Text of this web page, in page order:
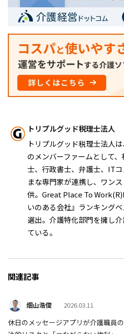
トリプルグッド税理士法人
トリプルグッド税理士法人
のメンバーファームとして
士、行政書士、弁護士、IT
まな専門家が連携し、ワン
供。Great Place To
いのある会社』ランキング
選出。介護特化部門を擁し
ている。
関連記事
畑山浩俊 2026.03.11
休日のメッセージアプリが介護職員